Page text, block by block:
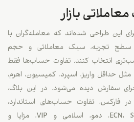
این طراحی شده‌اند که معامله‌گران با
سطح تجربه، سبک معاملاتی و حجم
انتخاب کنند. تفاوت حساب‌ها فقط
حداقل واریز، اسپرد، کمیسیون، اهرم،
سفارش دیده می‌شود. در این بلاگ،
فارکس، تفاوت حساب‌های استاندارد،
مینی، میکرو، سنت، ECN، STP، دمو، اسلامی و VIP، مزایا و